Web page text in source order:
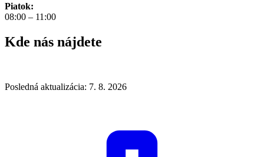
Piatok:
08:00 – 11:00
Kde nás nájdete
Posledná aktualizácia: 7. 8. 2026